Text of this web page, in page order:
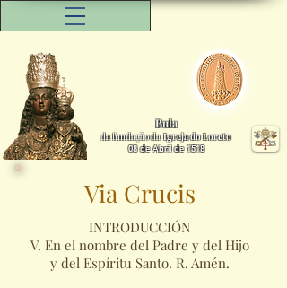
Bula
da fundação da Igreja do Loreto
08 de Abril de 1518
Via Crucis
INTRODUCCIÓN
V. En el nombre del Padre y del Hijo
y del Espíritu Santo. R. Amén.